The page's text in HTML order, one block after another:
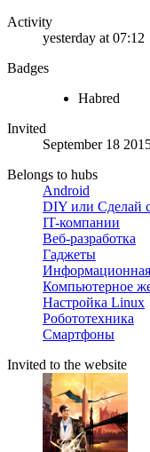
Activity
yesterday at 07:12
Badges
Habred
Invited
September 18
Belongs to hubs
Android
DIY или Сделай
IT-компании
Веб-разработка
Гаджеты
Информационная
Компьютерное
Настройка Linux
Робототехника
Смартфоны
Invited to the website